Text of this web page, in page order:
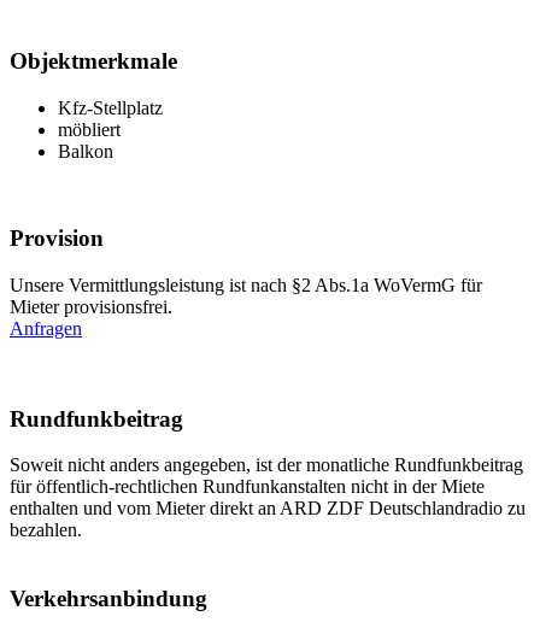
Objektmerkmale
Kfz-Stellplatz
möbliert
Balkon
Provision
Unsere Vermittlungsleistung ist nach §2 Abs.1a WoVermG für
Mieter provisionsfrei.
Anfragen
Rundfunkbeitrag
Soweit nicht anders angegeben, ist der monatliche Rundfunkbeitrag
für öffentlich-rechtlichen Rundfunkanstalten nicht in der Miete
enthalten und vom Mieter direkt an ARD ZDF Deutschlandradio zu
bezahlen.
Verkehrsanbindung